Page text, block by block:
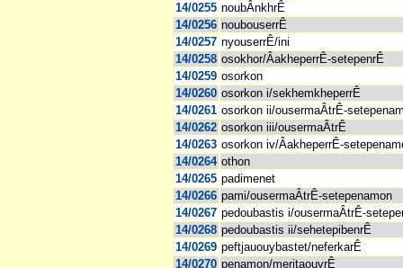
14/0255 noubÂnkhrÊ
14/0256 noubouserrÊ
14/0257 nyouserrÊ/ini
14/0258 osokhor/ÂakheperrÊ-setepenrÊ
14/0259 osorkon
14/0260 osorkon i/sekhemkheperrÊ
14/0261 osorkon ii/ousermaÂtrÊ-
14/0262 osorkon iii/ousermaÂtrÊ
14/0263 osorkon iv/ÂakheperrÊ-
14/0264 othon
14/0265 padimenet
14/0266 pami/ousermaÂtrÊ-setepenamon
14/0267 pedoubastis i/ousermaÂtrÊ-
14/0268 pedoubastis ii/sehetepibenrÊ
14/0269 peftjauouybastet/neferkarÊ
14/0270 penamon/meritaouyrÊ